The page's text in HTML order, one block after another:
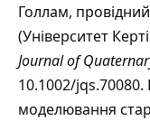
Голлам,
(Університет
Journal of
10.1002/
моделювання